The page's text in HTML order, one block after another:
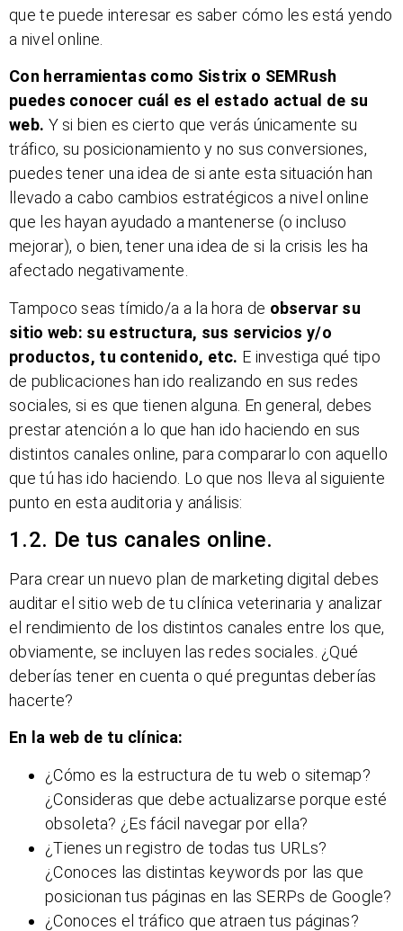
que te puede interesar es saber cómo les está yendo
a nivel online.
Con herramientas como Sistrix o SEMRush
puedes conocer cuál es el estado actual de su
web. Y si bien es cierto que verás únicamente su
tráfico, su posicionamiento y no sus conversiones,
puedes tener una idea de si ante esta situación han
llevado a cabo cambios estratégicos a nivel online
que les hayan ayudado a mantenerse (o incluso
mejorar), o bien, tener una idea de si la crisis les ha
afectado negativamente.
Tampoco seas tímido/a a la hora de observar su
sitio web: su estructura, sus servicios y/o
productos, tu contenido, etc. E investiga qué tipo
de publicaciones han ido realizando en sus redes
sociales, si es que tienen alguna. En general, debes
prestar atención a lo que han ido haciendo en sus
distintos canales online, para compararlo con aquello
que tú has ido haciendo. Lo que nos lleva al siguiente
punto en esta auditoria y análisis:
1.2. De tus canales online.
Para crear un nuevo plan de marketing digital debes
auditar el sitio web de tu clínica veterinaria y analizar
el rendimiento de los distintos canales entre los que,
obviamente, se incluyen las redes sociales. ¿Qué
deberías tener en cuenta o qué preguntas deberías
hacerte?
En la web de tu clínica:
¿Cómo es la estructura de tu web o sitemap?
¿Consideras que debe actualizarse porque esté
obsoleta? ¿Es fácil navegar por ella?
¿Tienes un registro de todas tus URLs?
¿Conoces las distintas keywords por las que
posicionan tus páginas en las SERPs de Google?
¿Conoces el tráfico que atraen tus páginas?